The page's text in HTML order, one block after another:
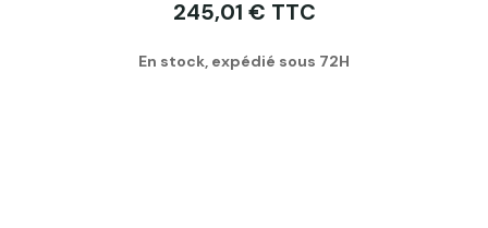
245,01 € TTC
En stock, expédié sous 72H